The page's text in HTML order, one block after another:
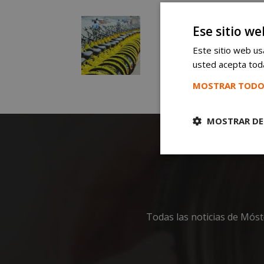
Todas las noticias de
Ese sitio
Este sitio web
usted acepta
MOSTRAR
MOSTRAR
Cookies